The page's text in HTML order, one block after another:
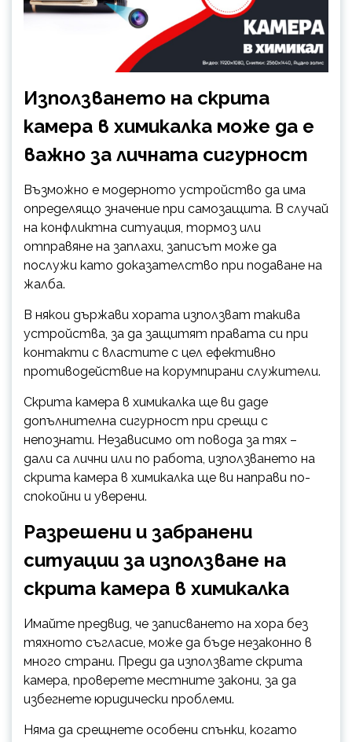
Използването на скрита
камера в химикалка може да е
важно за личната сигурност
Възможно е модерното устройство да има
определящо значение при самозащита. В случай
на конфликтна ситуация, тормоз или
отправяне на заплахи, записът може да
послужи като доказателство при подаване на
жалба.
В някои държави хората използват такива
устройства, за да защитят правата си при
контакти с властите с цел ефективно
противодействие на корумпирани служители.
Скрита камера в химикалка ще ви даде
допълнителна сигурност при срещи с
непознати. Независимо от повода за тях –
дали са лични или по работа, използването на
скрита камера в химикалка ще ви направи по-
спокойни и уверени.
Разрешени и забранени
ситуации за използване на
скрита камера в химикалка
Имайте предвид, че записването на хора без
тяхното съгласие, може да бъде незаконно в
много страни. Преди да използвате скрита
камера, проверете местните закони, за да
избегнете юридически проблеми.
Няма да срещнете особени спънки, когато